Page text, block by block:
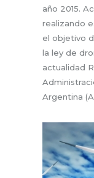
año 2015.
realizando
el objetivo
la ley de
actualidad
Argentina